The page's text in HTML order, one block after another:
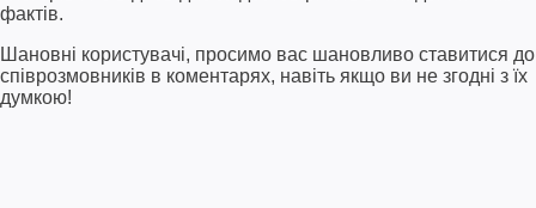
фактів.
Шановні користувачі, просимо вас шановливо ставитися до
співрозмовників в коментарях, навіть якщо ви не згодні з їх
думкою!